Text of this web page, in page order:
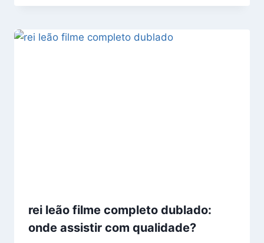
rei leão filme completo dublado:
onde assistir com qualidade?